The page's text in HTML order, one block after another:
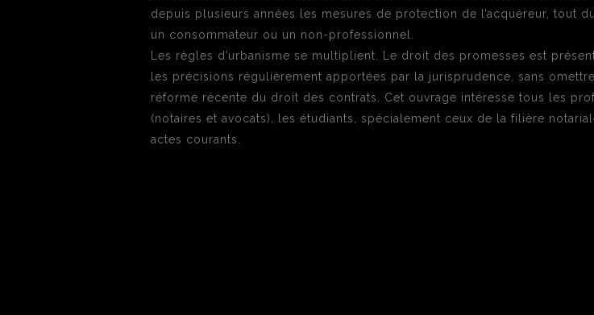
depuis plusieurs années les mesures de protection de l’acquéreur, tout
un consommateur ou un non-professionnel.
Les règles d’urbanisme se multiplient. Le droit des promesses est
les précisions régulièrement apportées par la jurisprudence, sans
réforme récente du droit des contrats. Cet ouvrage intéresse tous les
(notaires et avocats), les étudiants, spécialement ceux de la filière
actes courants.